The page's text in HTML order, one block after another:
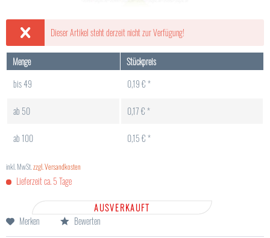
Dieser Artikel steht derzeit nicht zur Verfügung!
Menge
Stückpreis
bis49 0,19 € *
ab 50 0,17 € *
ab100 0,15 € *
inkl. MwSt. zzgl. Versandkosten
Lieferzeit ca. 5 Tage
AUSVERKAUFT
Merken
Bewerten